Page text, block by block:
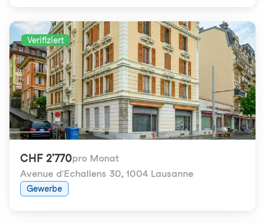
Verifiziert
CHF 2'770pro Monat
Avenue d'Echallens 30, 1004 Lausanne
Gewerbe